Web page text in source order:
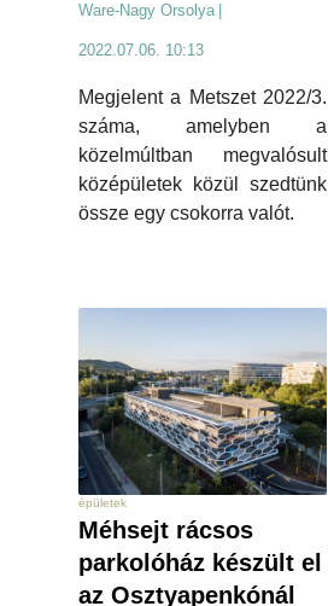
Ware-Nagy Orsolya
2022.07.06. 10:13
Megjelent a Metszet 2022/3.
száma, amelyben a
közelmúltban megvalósult
középületek közül szedtünk
össze egy csokorra valót.
épületek
Méhsejt rácsos
parkolóház készült el
az Osztyapenkónál